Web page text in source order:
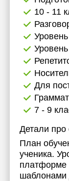
10 - 11
Для
7 - 9
Детали про
План
ученика.
платформе
шаблонами